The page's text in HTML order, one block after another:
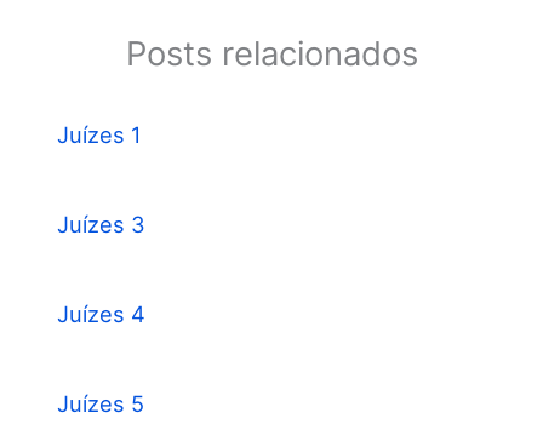
Posts relacionados
Juízes 1
Juízes 3
Juízes 4
Juízes 5